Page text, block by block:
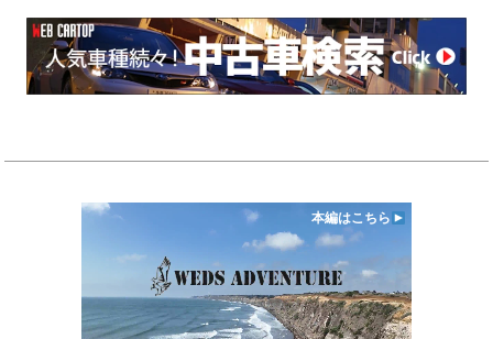
本編はこちら